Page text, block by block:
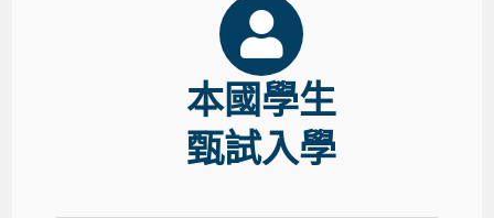
本國學生
甄試入學